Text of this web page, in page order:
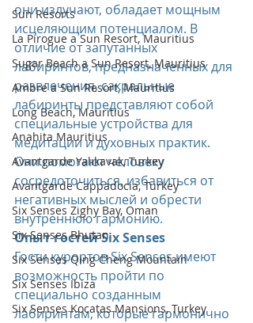
Sun Resorts
La Pirogue a Sun Resort, Mauritius
Sugar Beach a Sun Resort, Mauritius
Ambre a Sun Resort, Mauritius
Long Beach, Mauritius
Anahita Mauritius
Avantgarde Yalıkavak, Turkey
Avantgarde Cappadocia, Turkey
Six Senses Zighy Bay, Oman
Six Senses Bhutan
Six Senses Qing Cheng Mountain
Six Senses Ibiza
Six Senses Kocatas Mansions, Turkey
они излучают, обладает мощным
исцеляющим потенциалом. В
отличие от запутанных
лабиринтов, предназначенных для
развлечения, сакральные
лабиринты представляют собой
специальные устройства для
медитации и духовных практик.
Они помогают человеку
сосредоточиться, избавиться от
негативных мыслей и обрести
внутреннюю гармонию.
Опыт гостей Six Senses
Гости курортов Six Senses имеют
возможность пройти по
специально созданным
лабиринтам, которые гармонично